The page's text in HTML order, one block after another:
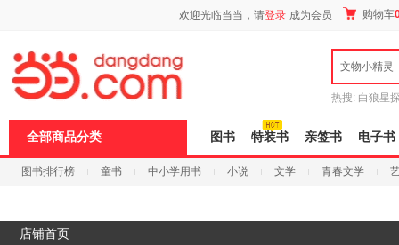
欢迎光临当当，请登录 成为会员 购物车
文物小精灵
热搜: 白狼星
全部商品分类 图书 特装书 亲签书 电子书
图书排行榜 童书 中小学用书 小说 文学 青春文学
店铺首页
页